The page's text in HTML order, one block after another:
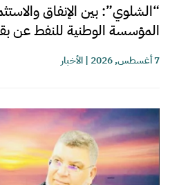
“الشلوي”: بين الإنفاق
المؤسسة الوطنية للنفط عن
7 أغسطس, 2026 |الأخبار